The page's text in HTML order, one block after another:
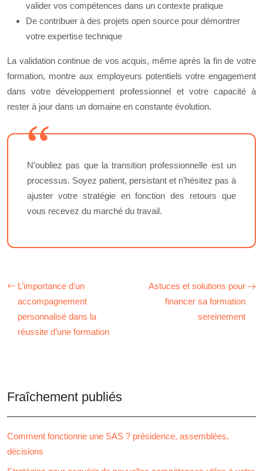
valider vos compétences dans un contexte pratique
De contribuer à des projets open source pour démontrer
votre expertise technique
La validation continue de vos acquis, même après la fin de votre
formation, montre aux employeurs potentiels votre engagement
dans votre développement professionnel et votre capacité à
rester à jour dans un domaine en constante évolution.
N’oubliez pas que la transition professionnelle est un
processus. Soyez patient, persistant et n’hésitez pas à
ajuster votre stratégie en fonction des retours que
vous recevez du marché du travail.
L’importance d’un
accompagnement
personnalisé dans la
réussite d’une formation
Astuces et solutions pour
financer sa formation
sereinement
Fraîchement publiés
Comment fonctionne une SAS ? présidence, assemblées,
décisions